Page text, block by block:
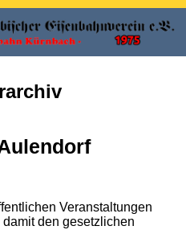
Veranstaltungen
den gesetzlichen